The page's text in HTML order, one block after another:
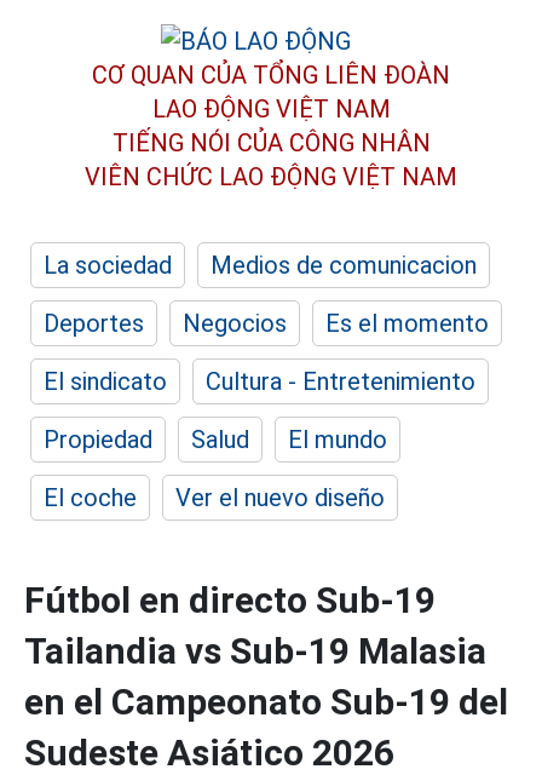
CƠ QUAN CỦA TỔNG LIÊN ĐOÀN
LAO ĐỘNG VIỆT NAM
TIẾNG NÓI CỦA CÔNG NHÂN
VIÊN CHỨC LAO ĐỘNG VIỆT NAM
La sociedad
Medios de comunicacion
Deportes
Negocios
Es el momento
El sindicato
Cultura - Entretenimiento
Propiedad
Salud
El mundo
El coche
Ver el nuevo diseño
Fútbol en directo Sub-19
Tailandia vs Sub-19 Malasia
en el Campeonato Sub-19 del
Sudeste Asiático 2026